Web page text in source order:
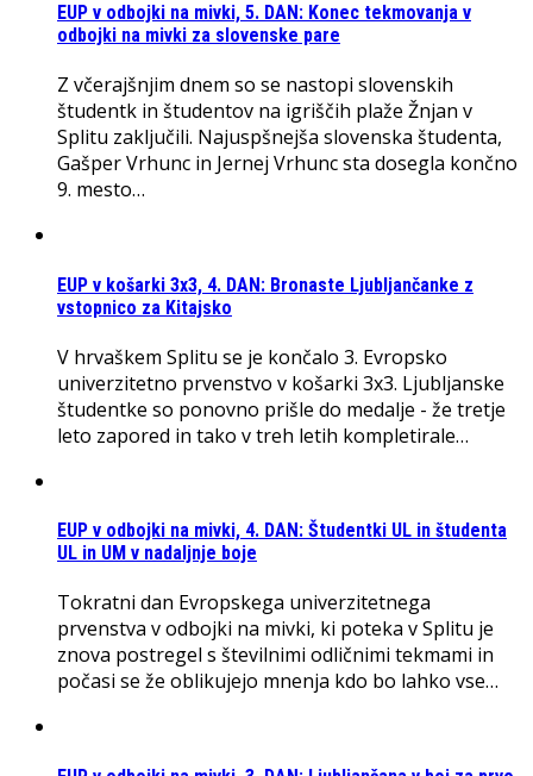
EUP v odbojki na mivki, 5. DAN: Konec tekmovanja v
odbojki na mivki za slovenske pare
Z včerajšnjim dnem so se nastopi slovenskih
študentk in študentov na igriščih plaže Žnjan v
Splitu zaključili. Najuspšnejša slovenska študenta,
Gašper Vrhunc in Jernej Vrhunc sta dosegla končno
9. mesto…
EUP v košarki 3x3, 4. DAN: Bronaste Ljubljančanke z
vstopnico za Kitajsko
V hrvaškem Splitu se je končalo 3. Evropsko
univerzitetno prvenstvo v košarki 3x3. Ljubljanske
študentke so ponovno prišle do medalje - že tretje
leto zapored in tako v treh letih kompletirale…
EUP v odbojki na mivki, 4. DAN: Študentki UL in študenta
UL in UM v nadaljnje boje
Tokratni dan Evropskega univerzitetnega
prvenstva v odbojki na mivki, ki poteka v Splitu je
znova postregel s številnimi odličnimi tekmami in
počasi se že oblikujejo mnenja kdo bo lahko vse…